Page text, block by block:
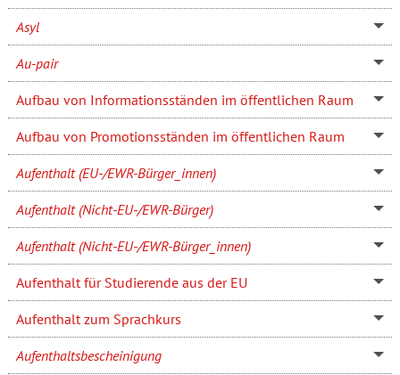
Asyl
Au-pair
Aufbau von Informationsständen im öffentlichen Raum
Aufbau von Promotionsständen im öffentlichen Raum
Aufenthalt (EU-/EWR-Bürger_innen)
Aufenthalt (Nicht-EU-/EWR-Bürger)
Aufenthalt (Nicht-EU-/EWR-Bürger_innen)
Aufenthalt für Studierende aus der EU
Aufenthalt zum Sprachkurs
Aufenthaltsbescheinigung